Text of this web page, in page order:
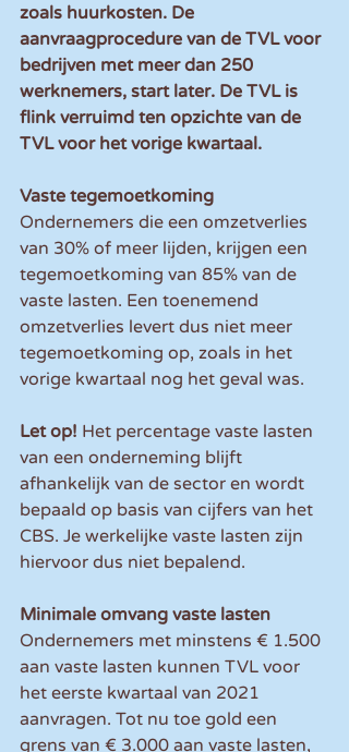
zoals huurkosten. De
aanvraagprocedure van de TVL voor
bedrijven met meer dan 250
werknemers, start later. De TVL is
flink verruimd ten opzichte van de
TVL voor het vorige kwartaal.
Vaste tegemoetkoming
Ondernemers die een omzetverlies
van 30% of meer lijden, krijgen een
tegemoetkoming van 85% van de
vaste lasten. Een toenemend
omzetverlies levert dus niet meer
tegemoetkoming op, zoals in het
vorige kwartaal nog het geval was.
Let op! Het percentage vaste lasten
van een onderneming blijft
afhankelijk van de sector en wordt
bepaald op basis van cijfers van het
CBS. Je werkelijke vaste lasten zijn
hiervoor dus niet bepalend.
Minimale omvang vaste lasten
Ondernemers met minstens € 1.500
aan vaste lasten kunnen TVL voor
het eerste kwartaal van 2021
aanvragen. Tot nu toe gold een
grens van € 3.000 aan vaste lasten,